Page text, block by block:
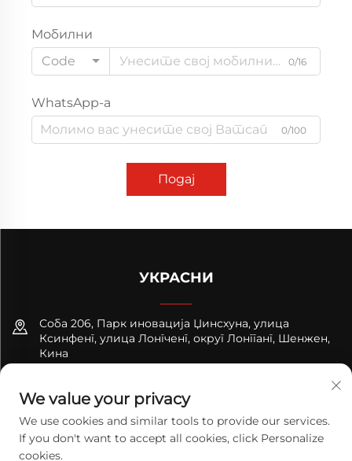
Мобилни
Code
0/16
WhatsApp-а
0/100
Подај
УКРАСНИ
Соба 206, Парк иновација Џинсхуна, улица
Ксинфенг, улица Лонгченг, округ Лонгганг, Шенжен,
Кина
[email protected]
We value your privacy
We use cookies and similar tools to provide our services.
If you don't want to accept all cookies, click Personalize
cookies.